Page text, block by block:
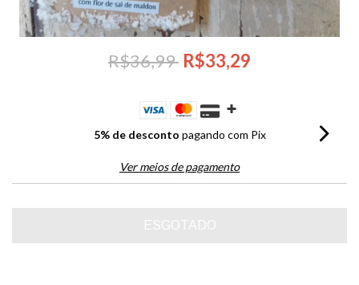
R$36,99 R$33,29
5% de desconto pagando com Pix
Ver meios de pagamento